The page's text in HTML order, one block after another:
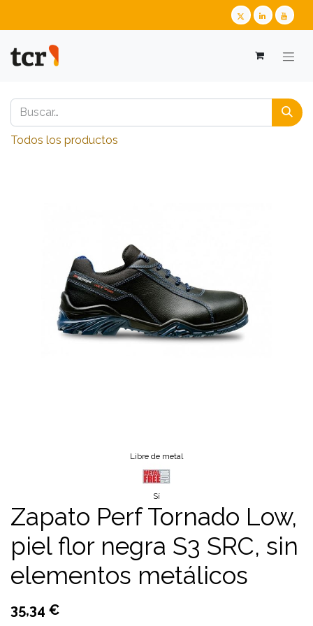
Todos los productos
Libre de metal
Sí
Zapato Perf Tornado Low,
piel flor negra S3 SRC, sin
elementos metálicos
35,34 €